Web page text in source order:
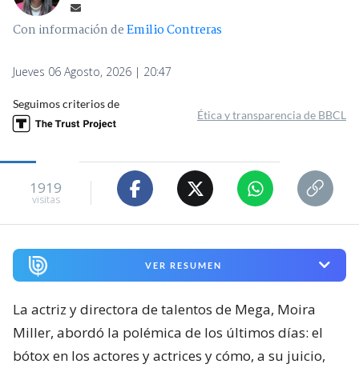
Con información deEmilio Contreras
Jueves 06 Agosto, 2026 | 20:47
Seguimos criterios de
Ética y transparencia de BBCL
1919
visitas
VER RESUMEN
La actriz y directora de talentos de Mega, Moira
Miller, abordó la polémica de los últimos días: el
bótox en los actores y actrices y cómo, a su juicio,